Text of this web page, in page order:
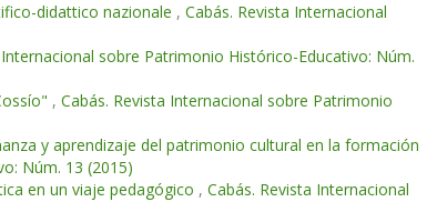
didattico nazionale , Cabás. Revista Internacional
sobre Patrimonio Histórico-Educativo: Núm.
, Cabás. Revista Internacional sobre Patrimonio
y aprendizaje del patrimonio cultural en la formación
Núm. 13 (2015)
en un viaje pedagógico , Cabás. Revista Internacional